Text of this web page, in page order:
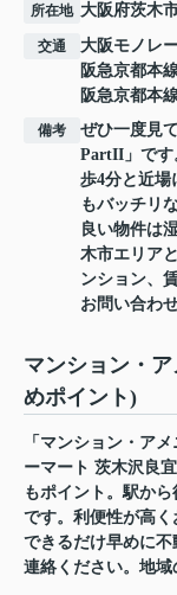
所在地 大阪府茨木
交通 大阪モノレ
阪急京都本
阪急京都本
備考
ぜひ一度見
PartII」です
歩4分と近場
もバッチリ
良い物件は
木市エリア
ンション、
お問い合わ
マンション・
めポイント)
「マンション・ア
ーマート 茨木沢良
もポイント。駅か
です。利便性が高く
できるだけ早めに
連絡ください。地域